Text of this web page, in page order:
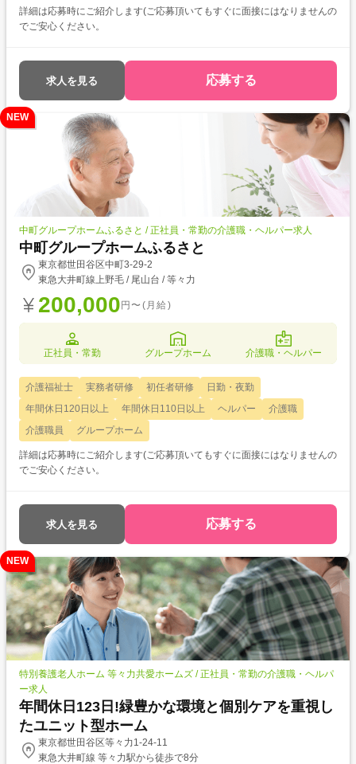
詳細は応募時にご紹介します(ご応募頂いてもすぐに面接にはなりませんの
でご安心ください。
求人を見る 応募する
NEW
中町グループホームふるさと / 正社員・常勤の介護職・ヘルパー求人
中町グループホームふるさと
東京都世田谷区中町3-29-2
東急大井町線上野毛 / 尾山台 / 等々力
200,000 円〜(月給)
正社員・常勤 グループホーム 介護職・ヘルパー
介護福祉士 実務者研修 初任者研修
日勤・夜勤
年間休日120日以上
年間休日110日以上 ヘルパー
介護職
介護職員
グループホーム
詳細は応募時にご紹介します(ご応募頂いてもすぐに面接にはなりませんの
でご安心ください。
求人を見る 応募する
NEW
特別養護老人ホーム 等々力共愛ホームズ / 正社員・常勤の介護職・ヘルパ
ー求人
年間休日123日!緑豊かな環境と個別ケアを重視し
たユニット型ホーム
東京都世田谷区等々力1-24-11
東急大井町線 等々力駅から徒歩で8分